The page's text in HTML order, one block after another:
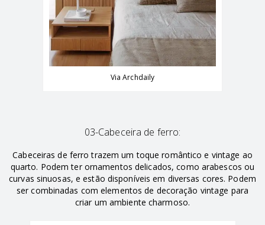
Via Archdaily
03-Cabeceira de ferro:
Cabeceiras de ferro trazem um toque romântico e vintage ao
quarto. Podem ter ornamentos delicados, como arabescos ou
curvas sinuosas, e estão disponíveis em diversas cores. Podem
ser combinadas com elementos de decoração vintage para
criar um ambiente charmoso.